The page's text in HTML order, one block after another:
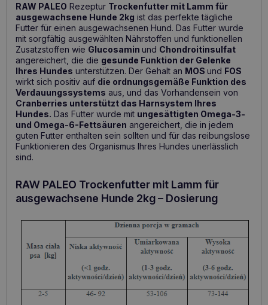
RAW PALEO Rezeptur Trockenfutter mit Lamm für
ausgewachsene Hunde 2kg ist das perfekte tägliche
Futter für einen ausgewachsenen Hund. Das Futter wurde
mit sorgfältig ausgewählten Nährstoffen und funktionellen
Zusatzstoffen wie Glucosamin und Chondroitinsulfat
angereichert, die die gesunde Funktion der Gelenke
Ihres Hundes unterstützen. Der Gehalt an MOS und FOS
wirkt sich positiv auf die ordnungsgemäße Funktion des
Verdauungssystems aus, und das Vorhandensein von
Cranberries unterstützt das Harnsystem Ihres
Hundes. Das Futter wurde mit ungesättigten Omega-3-
und Omega-6-Fettsäuren angereichert, die in jedem
guten Futter enthalten sein sollten und für das reibungslose
Funktionieren des Organismus Ihres Hundes unerlässlich
sind.
RAW PALEO Trockenfutter mit Lamm für
ausgewachsene Hunde 2kg – Dosierung